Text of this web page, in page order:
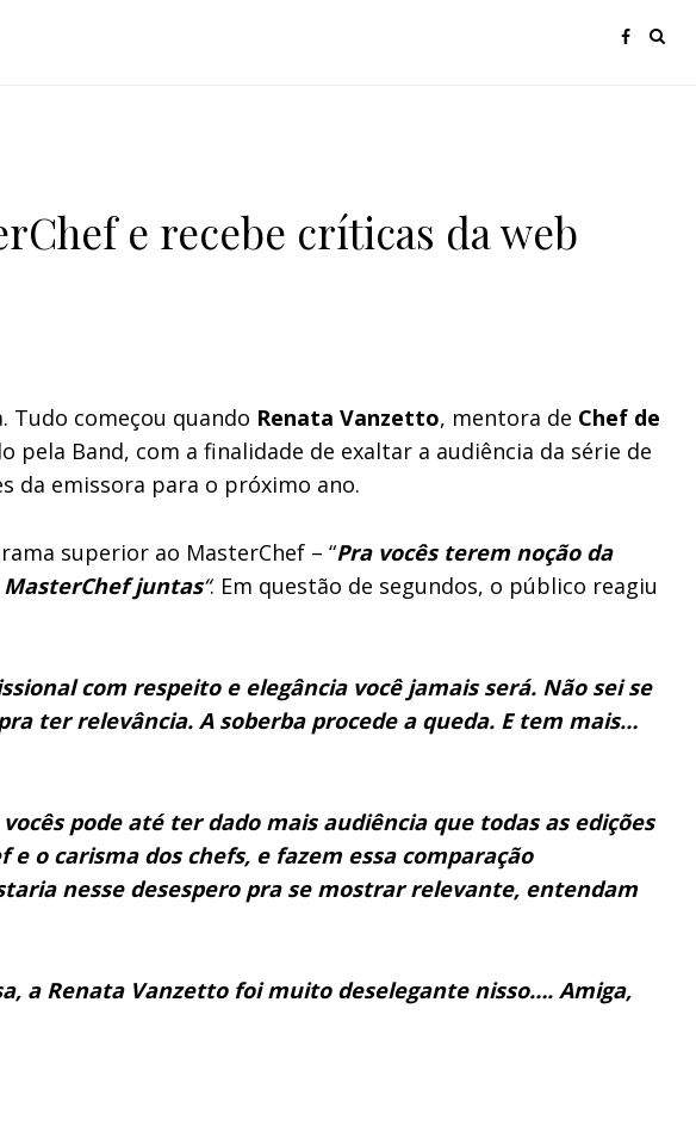
e recebe críticas da web
Tudo começou quando Renata Vanzetto, mentora de Chef de
pela Band, com a finalidade de exaltar a audiência da série de
da emissora para o próximo ano.
superior ao MasterChef – “Pra vocês terem noção da
juntas“. Em questão de segundos, o público reagiu
com respeito e elegância você jamais será. Não sei se
ter relevância. A soberba procede a queda. E tem mais…
pode até ter dado mais audiência que todas as edições
o carisma dos chefs, e fazem essa comparação
nesse desespero pra se mostrar relevante, entendam
a Renata Vanzetto foi muito deselegante nisso…. Amiga,